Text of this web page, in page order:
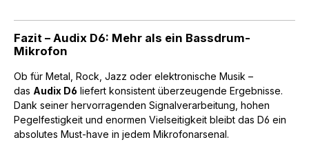
Fazit – Audix D6: Mehr als ein Bassdrum-
Mikrofon
Ob für Metal, Rock, Jazz oder elektronische Musik –
das Audix D6 liefert konsistent überzeugende Ergebnisse.
Dank seiner hervorragenden Signalverarbeitung, hohen
Pegelfestigkeit und enormen Vielseitigkeit bleibt das D6 ein
absolutes Must-have in jedem Mikrofonarsenal.